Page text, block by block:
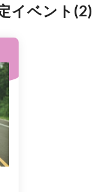
イベント(2)